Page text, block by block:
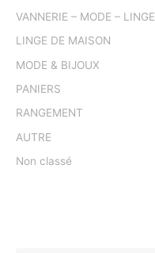
VANNERIE – MODE – LINGE
LINGE DE MAISON
MODE & BIJOUX
PANIERS
RANGEMENT
AUTRE
Non classé